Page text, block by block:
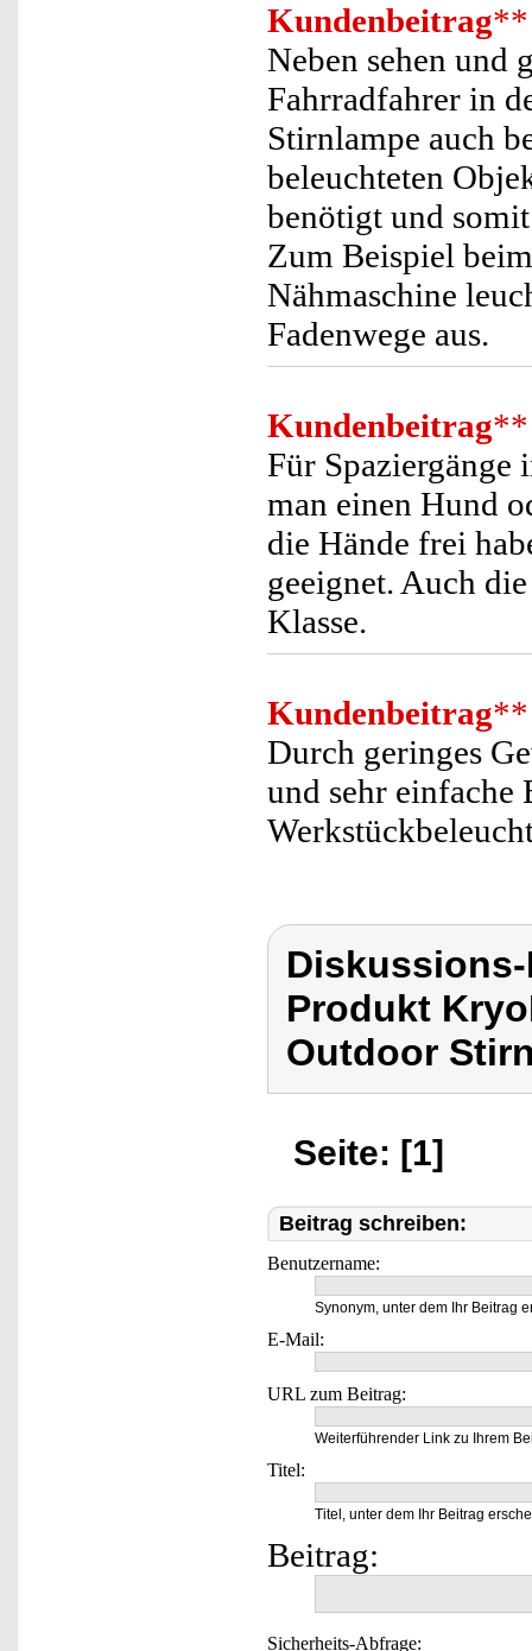
Kundenbeitrag**
Neben sehen und
Fahrradfahrer in
Stirnlampe auch
beleuchteten
benötigt und
Zum Beispiel
Nähmaschine
Fadenwege aus.
Kundenbeitrag**
Für Spaziergänge
man einen Hund
die Hände frei
geeignet. Auch
Klasse.
Kundenbeitrag**
Durch geringes
und sehr
Produkt
Outdoor
Seite: [1]
Beitrag schreiben:
Benutzername:
Synonym, unter dem Ihr Beitrag
E-Mail:
URL zum Beitrag:
Weiterführender Link zu Ihrem
Titel:
Titel, unter dem Ihr Beitrag
Beitrag:
Sicherheits-Abfrage: